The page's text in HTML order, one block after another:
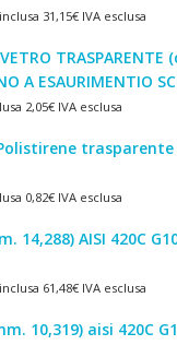
31,15€IVA esclusa
TRASPARENTE
A ESAURIMENTIO
2,05€IVA esclusa
trasparente
0,82€IVA esclusa
14,288) AISI 420C
61,48€IVA esclusa
10,319) aisi 420C